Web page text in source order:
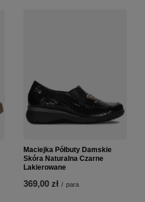
Maciejka Półbuty Damskie
Skóra Naturalna Czarne
Lakierowane
369,00 zł / para